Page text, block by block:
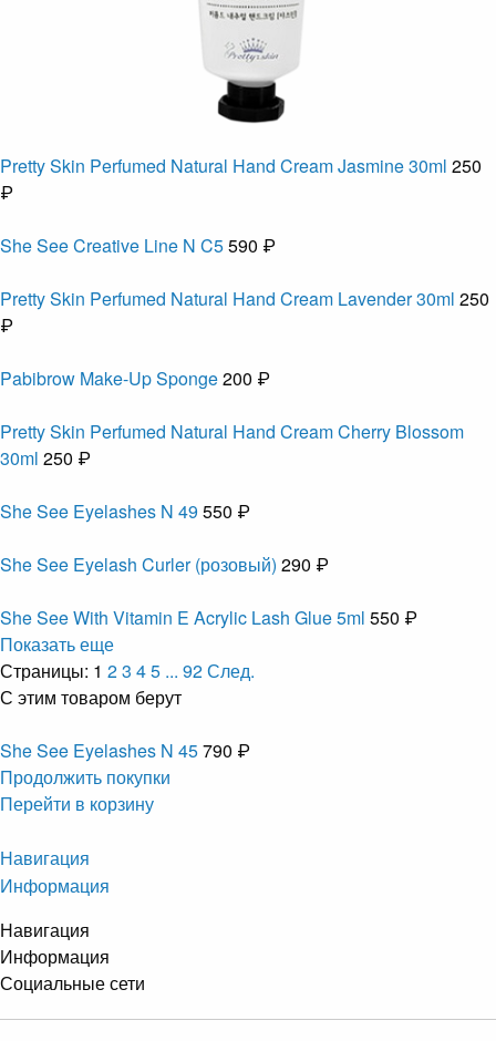
Pretty Skin Perfumed Natural Hand Cream Jasmine 30ml 250
₽
She See Creative Line N C5590 ₽
Pretty Skin Perfumed Natural Hand Cream Lavender 30ml 250
₽
Pabibrow Make-Up Sponge200 ₽
Pretty Skin Perfumed Natural Hand Cream Cherry Blossom
30ml 250 ₽
She See Eyelashes N 49 550 ₽
She See Eyelash Curler (розовый) 290 ₽
She See With Vitamin E Acrylic Lash Glue 5ml 550 ₽
Показать еще
Страницы: 1 23 45 ... 92След.
С этим товаром берут
She See Eyelashes N 45790 ₽
Продолжить покупки
Перейти в корзину
Навигация
Информация
Навигация
Информация
Социальные сети